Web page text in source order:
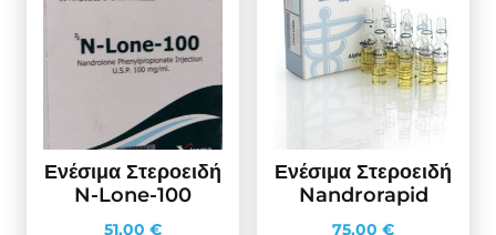
Ενέσιμα Στεροειδή
N-Lone-100
51,00 €
Ενέσιμα Στεροειδή
Nandrorapid
75,00 €